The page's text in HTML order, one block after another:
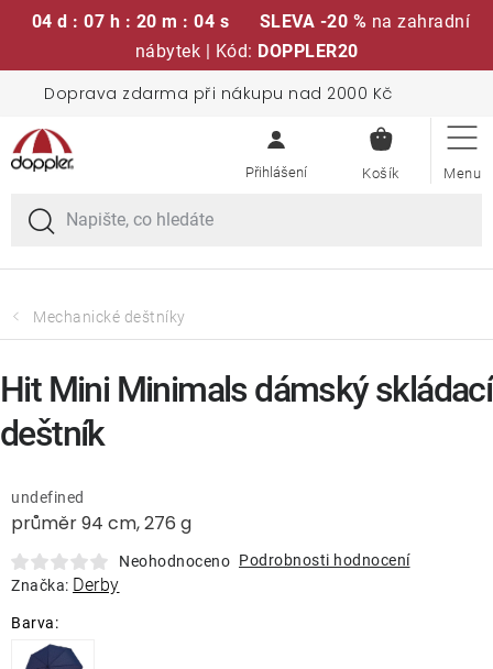
04 d : 07 h : 20 m : 04 s SLEVA -20 % na zahradní
nábytek | Kód: DOPPLER20
obsah
Doprava zdarma při nákupu nad 2000 Kč
KOŠÍK
Sedací soupravy
Slunečníky
Křesla a židle
Lavice a houpačky
Lehátka
Doplňky
Mechanické deštníky
průměr 94 cm, 276 g
undefined
Neohodnoceno Podrobnosti hodnocení
Značka: Derby
Hit Mini Minimals dámský skládací
deštník